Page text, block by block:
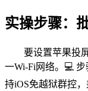
实操步骤：
要设置苹果投
一Wi-Fi网络。💻
持iOS免越狱群控